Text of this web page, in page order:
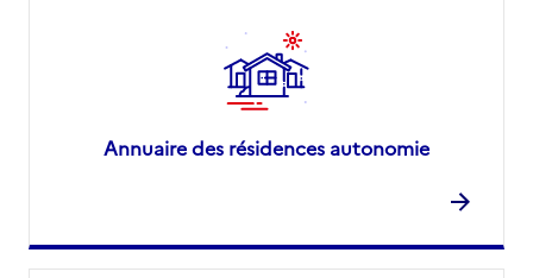
Annuaire des résidences autonomie